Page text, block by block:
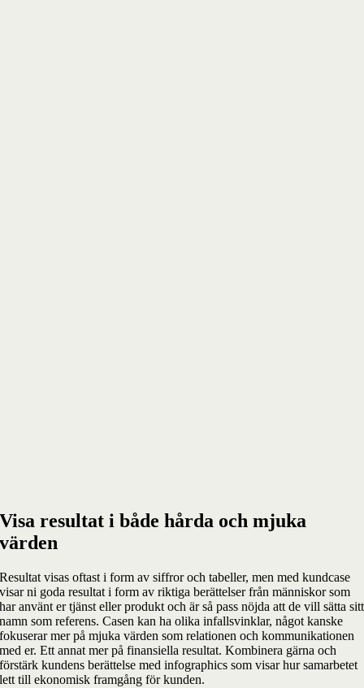
Visa resultat i både hårda och mjuka
värden
Resultat visas oftast i form av siffror och tabeller, men med kundcase
visar ni goda resultat i form av riktiga berättelser från människor som
har använt er tjänst eller produkt och är så pass nöjda att de vill sätta sitt
namn som referens.Casen kan ha olika infallsvinklar, något kanske
fokuserar mer på mjuka värden som relationen och kommunikationen
med er. Ett annat mer på finansiella resultat. Kombinera gärna och
förstärk kundens berättelse med infographics som visar hur samarbetet
lett till ekonomisk framgång för kunden.